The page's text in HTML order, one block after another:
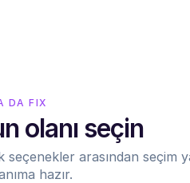
DA FIX
olanı seçin
arasından seçim
hazır.